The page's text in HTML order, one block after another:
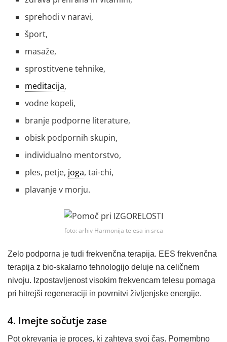
sprehodi v naravi,
šport,
masaže,
sprostitvene tehnike,
meditacija,
vodne kopeli,
branje podporne literature,
obisk podpornih skupin,
individualno mentorstvo,
ples, petje, joga, tai-chi,
plavanje v morju.
foto: arhiv Harmonija telesa in srca
Zelo podporna je tudi frekvenčna terapija. EES frekvenčna
terapija z bio-skalarno tehnologijo deluje na celičnem
nivoju. Izpostavljenost visokim frekvencam telesu pomaga
pri hitrejši regeneraciji in povrnitvi življenjske energije.
4. Imejte sočutje zase
Pot okrevanja je proces, ki zahteva svoj čas. Pomembno